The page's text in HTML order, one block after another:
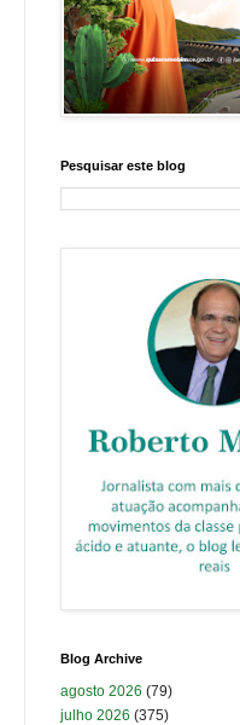
Pesquisar este blog
Blog Archive
agosto 2026 (79)
julho 2026 (375)